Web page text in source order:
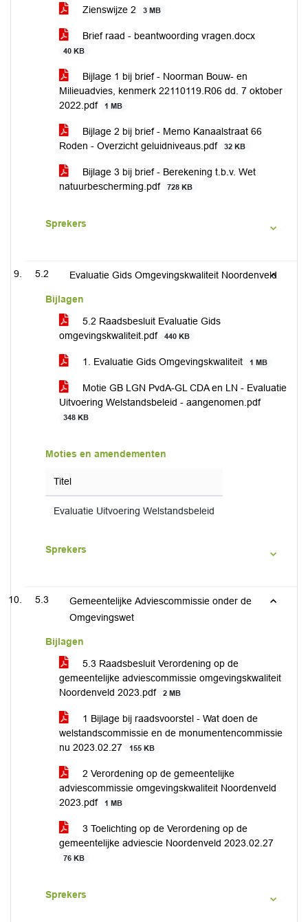
Zienswijze 2 3 MB
Brief raad - beantwoording vragen.docx
40 KB
Bijlage 1 bij brief - Noorman Bouw- en
Milieuadvies, kenmerk 22110119.R06 dd. 7 oktober
2022.pdf
1 MB
Bijlage 2 bij brief - Memo Kanaalstraat 66
Roden - Overzicht geluidniveaus.pdf
32 KB
Bijlage 3 bij brief - Berekening t.b.v. Wet
natuurbescherming.pdf
728 KB
Sprekers
5.2 Evaluatie Gids Omgevingskwaliteit Noordenveld
Bijlagen
5.2 Raadsbesluit Evaluatie Gids
omgevingskwaliteit.pdf
440 KB
1. Evaluatie Gids Omgevingskwaliteit 1 MB
Motie GB LGN PvdA-GL CDA en LN - Evaluatie
Uitvoering Welstandsbeleid - aangenomen.pdf
348 KB
Moties en amendementen
Titel
Evaluatie Uitvoering Welstandsbeleid
Sprekers
5.3
Gemeentelijke Adviescommissie onder de
Omgevingswet
Bijlagen
5.3 Raadsbesluit Verordening op de
gemeentelijke adviescommissie omgevingskwaliteit
Noordenveld 2023.pdf
2 MB
1 Bijlage bij raadsvoorstel - Wat doen de
welstandscommissie en de monumentencommissie
nu 2023.02.27
155 KB
2 Verordening op de gemeentelijke
adviescommissie omgevingskwaliteit Noordenveld
2023.pdf
1 MB
3 Toelichting op de Verordening op de
gemeentelijke adviescie Noordenveld 2023.02.27
76 KB
Sprekers